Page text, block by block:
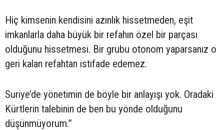
Hiç kimsenin kendisini azınlık hissetmeden, eşit
imkanlarla daha büyük bir refahın özel bir parçası
olduğunu hissetmesi. Bir grubu otonom yaparsanız o
geri kalan refahtan istifade edemez.
Suriye’de yönetimin de böyle bir anlayışı yok. Oradaki
Kürtlerin talebinin de ben bu yönde olduğunu
düşünmüyorum.”